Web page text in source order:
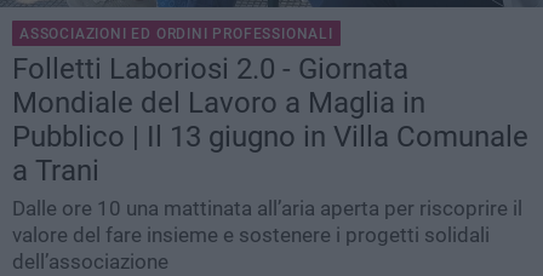
ASSOCIAZIONI ED ORDINI PROFESSIONALI
Folletti Laboriosi 2.0 - Giornata
Mondiale del Lavoro a Maglia in
Pubblico | Il 13 giugno in Villa Comunale
a Trani
Dalle ore 10 una mattinata all’aria aperta per riscoprire il
valore del fare insieme e sostenere i progetti solidali
dell’associazione